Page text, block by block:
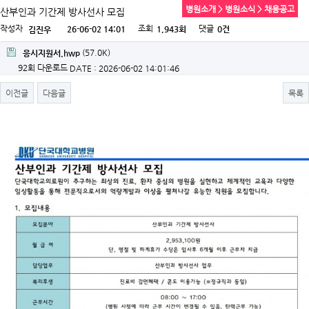
병원소개 > 병원소식 > 채용공고
산부인과 기간제 방사선사 모집
작성자 김진우 26-06-02 14:01 조회 1,943회 댓글 0건
응시지원서.hwp (57.0K)
92회 다운로드 DATE : 2026-06-02 14:01:46
이전글 다음글 목록